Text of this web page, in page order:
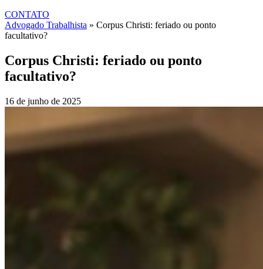
CONTATO
Advogado Trabalhista » Corpus Christi: feriado ou ponto
facultativo?
Corpus Christi: feriado ou ponto
facultativo?
16 de junho de 2025